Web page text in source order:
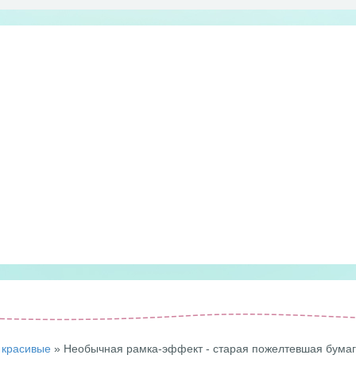
» Необычная рамка-эффект - старая пожелтевшая